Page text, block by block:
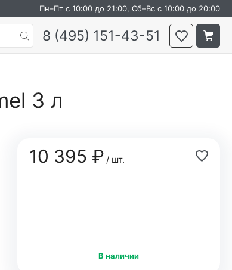
Пн–Пт с 10:00 до 21:00, Сб–Вс с 10:00 до 20:00
8 (495) 151-43-51
3 л
10 395 ₽/ шт.
В наличии